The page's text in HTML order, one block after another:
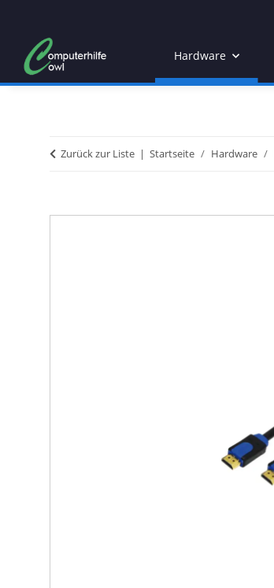
Hardware
Zurück zur Liste Startseite Hardware